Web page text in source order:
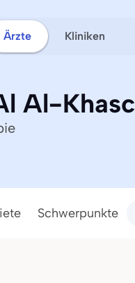
Ärzte Kliniken
Al-
Schwerpunkte